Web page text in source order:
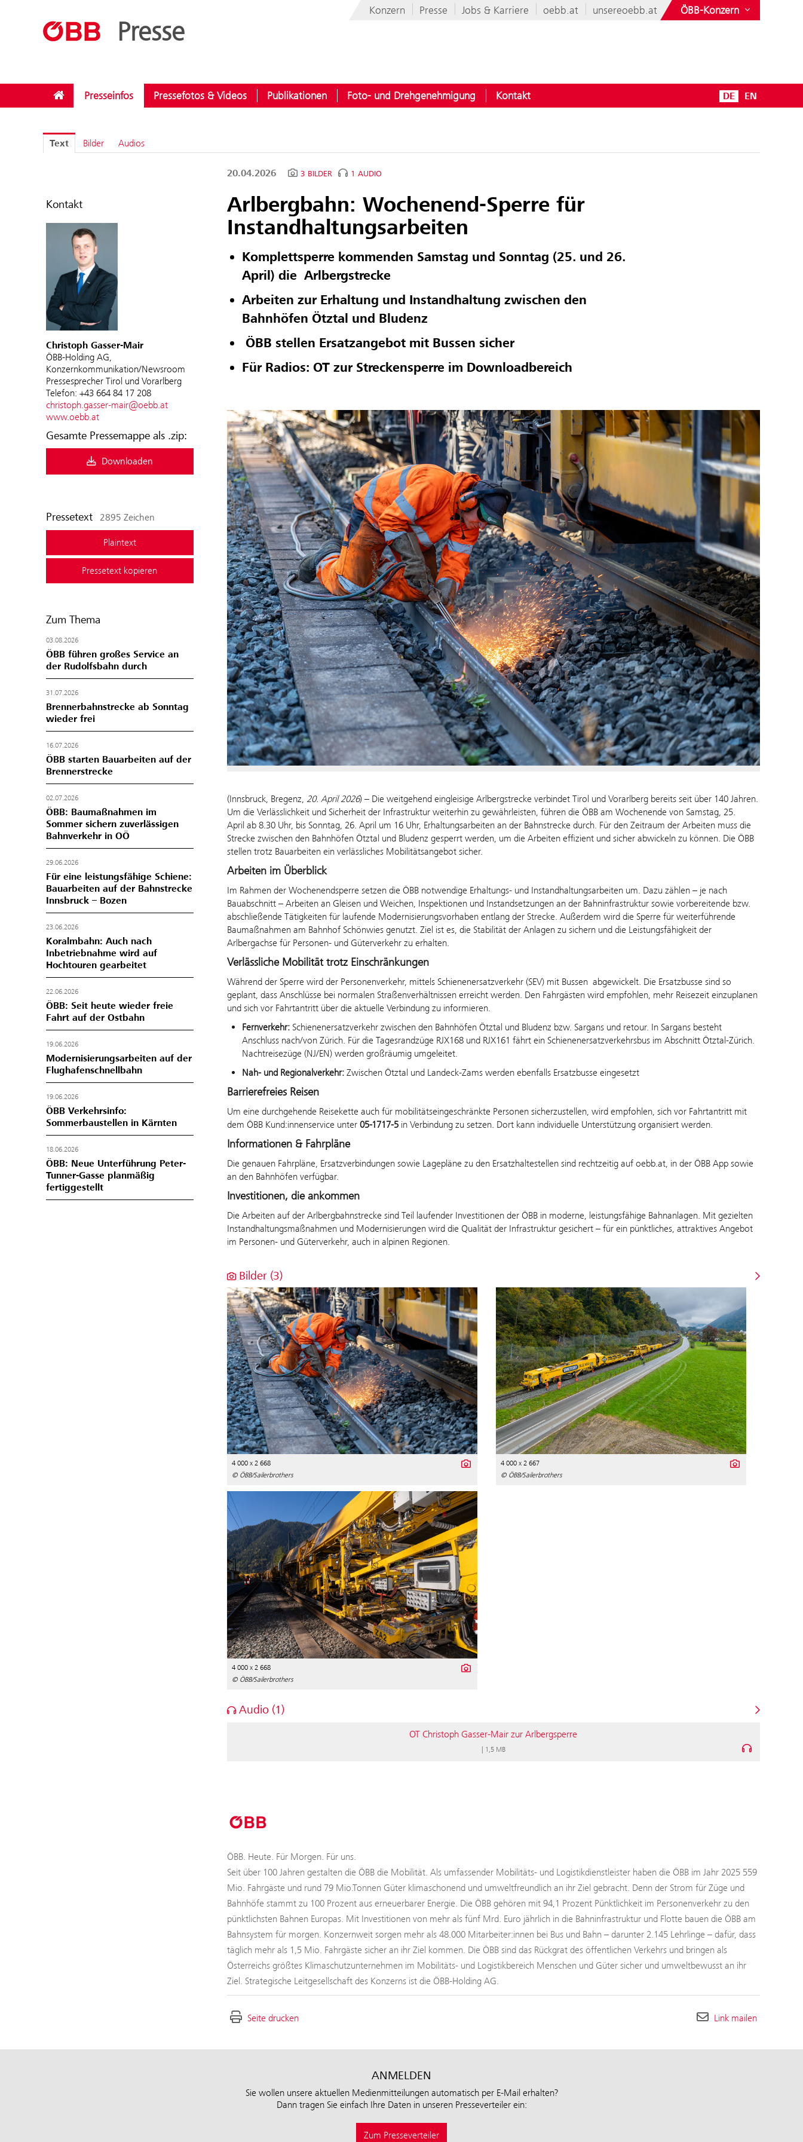
Presse
Konzern Presse Jobs & Karriere oebb.at unsereoebb.at ÖBB-Konzern
Presseinfos Pressefotos & Videos Publikationen Foto- und Drehgenehmigung Kontakt DE EN
Text Bilder Audios
Kontakt
Christoph Gasser-Mair
ÖBB-Holding AG,
Konzernkommunikation/Newsroom
Pressesprecher Tirol und Vorarlberg
Telefon: +43 664 84 17 208
christoph.gasser-mair@oebb.at
www.oebb.at
Gesamte Pressemappe als .zip:
Downloaden
Pressetext 2895 Zeichen
Plaintext
Pressetext kopieren
Zum Thema
03.08.2026
ÖBB führen großes Service an
der Rudolfsbahn durch
31.07.2026
Brennerbahnstrecke ab Sonntag
wieder frei
16.07.2026
ÖBB starten Bauarbeiten auf der
Brennerstrecke
02.07.2026
ÖBB: Baumaßnahmen im
Sommer sichern zuverlässigen
Bahnverkehr in OÖ
29.06.2026
Für eine leistungsfähige Schiene:
Bauarbeiten auf der Bahnstrecke
Innsbruck – Bozen
23.06.2026
Koralmbahn: Auch nach
Inbetriebnahme wird auf
Hochtouren gearbeitet
22.06.2026
ÖBB: Seit heute wieder freie
Fahrt auf der Ostbahn
19.06.2026
Modernisierungsarbeiten auf der
Flughafenschnellbahn
19.06.2026
ÖBB Verkehrsinfo:
Sommerbaustellen in Kärnten
18.06.2026
ÖBB: Neue Unterführung Peter-
Tunner-Gasse planmäßig
fertiggestellt
20.04.2026 3 BILDER 1 AUDIO
Arlbergbahn: Wochenend-Sperre für
Instandhaltungsarbeiten
Komplettsperre kommenden Samstag und Sonntag (25. und 26.
April) die Arlbergstrecke
Arbeiten zur Erhaltung und Instandhaltung zwischen den
Bahnhöfen Ötztal und Bludenz
ÖBB stellen Ersatzangebot mit Bussen sicher
Für Radios: OT zur Streckensperre im Downloadbereich
(Innsbruck, Bregenz, 20. April 2026) – Die weitgehend eingleisige Arlbergstrecke verbindet Tirol und Vorarlberg bereits seit über 140 Jahren.
Um die Verlässlichkeit und Sicherheit der Infrastruktur weiterhin zu gewährleisten, führen die ÖBB am Wochenende von Samstag, 25.
April ab 8.30 Uhr, bis Sonntag, 26. April um 16 Uhr, Erhaltungsarbeiten an der Bahnstrecke durch. Für den Zeitraum der Arbeiten muss die
Strecke zwischen den Bahnhöfen Ötztal und Bludenz gesperrt werden, um die Arbeiten effizient und sicher abwickeln zu können. Die ÖBB
stellen trotz Bauarbeiten ein verlässliches Mobilitätsangebot sicher.
Arbeiten im Überblick
Im Rahmen der Wochenendsperre setzen die ÖBB notwendige Erhaltungs- und Instandhaltungsarbeiten um. Dazu zählen – je nach
Bauabschnitt – Arbeiten an Gleisen und Weichen, Inspektionen und Instandsetzungen an der Bahninfrastruktur sowie vorbereitende bzw.
abschließende Tätigkeiten für laufende Modernisierungsvorhaben entlang der Strecke. Außerdem wird die Sperre für weiterführende
Baumaßnahmen am Bahnhof Schönwies genutzt. Ziel ist es, die Stabilität der Anlagen zu sichern und die Leistungsfähigkeit der
Arlbergachse für Personen- und Güterverkehr zu erhalten.
Verlässliche Mobilität trotz Einschränkungen
Während der Sperre wird der Personenverkehr, mittels Schienenersatzverkehr (SEV) mit Bussen abgewickelt. Die Ersatzbusse sind so
geplant, dass Anschlüsse bei normalen Straßenverhältnissen erreicht werden. Den Fahrgästen wird empfohlen, mehr Reisezeit einzuplanen
und sich vor Fahrtantritt über die aktuelle Verbindung zu informieren.
Fernverkehr:Schienenersatzverkehr zwischen den Bahnhöfen Ötztal und Bludenz bzw. Sargans und retour. In Sargans besteht
Anschluss nach/von Zürich. Für die Tagesrandzüge RJX168 und RJX161 fährt ein Schienenersatzverkehrsbus im Abschnitt Ötztal-Zürich.
Nachtreisezüge (NJ/EN) werden großräumig umgeleitet.
Nah- und Regionalverkehr:Zwischen Ötztal und Landeck-Zams werden ebenfalls Ersatzbusse eingesetzt
Barrierefreies Reisen
Um eine durchgehende Reisekette auch für mobilitätseingeschränkte Personen sicherzustellen, wird empfohlen, sich vor Fahrtantritt mit
dem ÖBB Kund:innenservice unter 05-1717-5in Verbindung zu setzen. Dort kann individuelle Unterstützung organisiert werden.
Informationen & Fahrpläne
Die genauen Fahrpläne, Ersatzverbindungen sowie Lagepläne zu den Ersatzhaltestellen sind rechtzeitig auf oebb.at, in der ÖBB App sowie
an den Bahnhöfen verfügbar.
Investitionen, die ankommen
Die Arbeiten auf der Arlbergbahnstrecke sind Teil laufender Investitionen der ÖBB in moderne, leistungsfähige Bahnanlagen. Mit gezielten
Instandhaltungsmaßnahmen und Modernisierungen wird die Qualität der Infrastruktur gesichert – für ein pünktliches, attraktives Angebot
im Personen- und Güterverkehr, auch in alpinen Regionen.
Bilder (3)
4 000 x 2 668
© ÖBB/Sailerbrothers
4 000 x 2 667
© ÖBB/Sailerbrothers
4 000 x 2 668
© ÖBB/Sailerbrothers
Audio (1)
OT Christoph Gasser-Mair zur Arlbergsperre
1,5 MB
ÖBB. Heute. Für Morgen. Für uns.
Seit über 100 Jahren gestalten die ÖBB die Mobilität. Als umfassender Mobilitäts- und Logistikdienstleister haben die ÖBB im Jahr 2025 559
Mio. Fahrgäste und rund 79 Mio.Tonnen Güter klimaschonend und umweltfreundlich an ihr Ziel gebracht. Denn der Strom für Züge und
Bahnhöfe stammt zu 100 Prozent aus erneuerbarer Energie. Die ÖBB gehören mit 94,1 Prozent Pünktlichkeit im Personenverkehr zu den
pünktlichsten Bahnen Europas. Mit Investitionen von mehr als fünf Mrd. Euro jährlich in die Bahninfrastruktur und Flotte bauen die ÖBB am
Bahnsystem für morgen. Konzernweit sorgen mehr als 48.000 Mitarbeiter:innen bei Bus und Bahn – darunter 2.145 Lehrlinge – dafür, dass
täglich mehr als 1,5 Mio. Fahrgäste sicher an ihr Ziel kommen. Die ÖBB sind das Rückgrat des öffentlichen Verkehrs und bringen als
Österreichs größtes Klimaschutzunternehmen im Mobilitäts- und Logistikbereich Menschen und Güter sicher und umweltbewusst an ihr
Ziel. Strategische Leitgesellschaft des Konzerns ist die ÖBB-Holding AG.
Seite drucken Link mailen
ANMELDEN
Sie wollen unsere aktuellen Medienmitteilungen automatisch per E-Mail erhalten?
Dann tragen Sie einfach Ihre Daten in unseren Presseverteiler ein:
Zum Presseverteiler